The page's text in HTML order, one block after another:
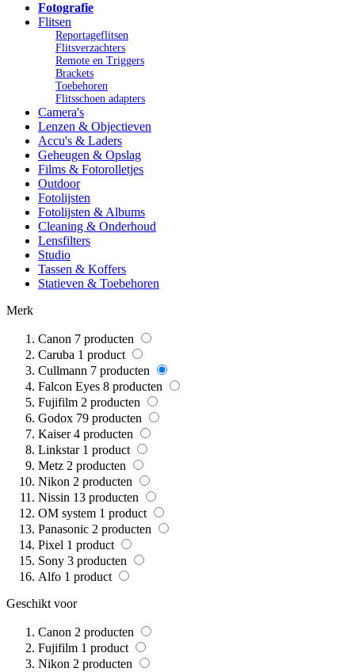
Fotografie
Camera's
Lenzen & Objectieven
Flitsen
Reportageflitsen
Flitsverzachters
Remote en Triggers
Brackets
Toebehoren
Flitsschoen adapters
Accu's & Laders
Geheugen & Opslag
Films & Fotorolletjes
Outdoor
Fotolijsten
Fotolijsten & Albums
Cleaning & Onderhoud
Lensfilters
Studio
Tassen & Koffers
Statieven & Toebehoren
Merk
Canon 7 producten
Caruba 1 product
Cullmann 7 producten
Falcon Eyes 8 producten
Fujifilm 2 producten
Godox 79 producten
Kaiser 4 producten
Linkstar 1 product
Metz 2 producten
Nikon 2 producten
Nissin 13 producten
OM system 1 product
Panasonic 2 producten
Pixel 1 product
Sony 3 producten
Alfo 1 product
Geschikt voor
Canon 2 producten
Fujifilm 1 product
Nikon 2 producten